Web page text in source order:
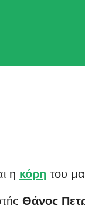
η κόρη του
Θάνος